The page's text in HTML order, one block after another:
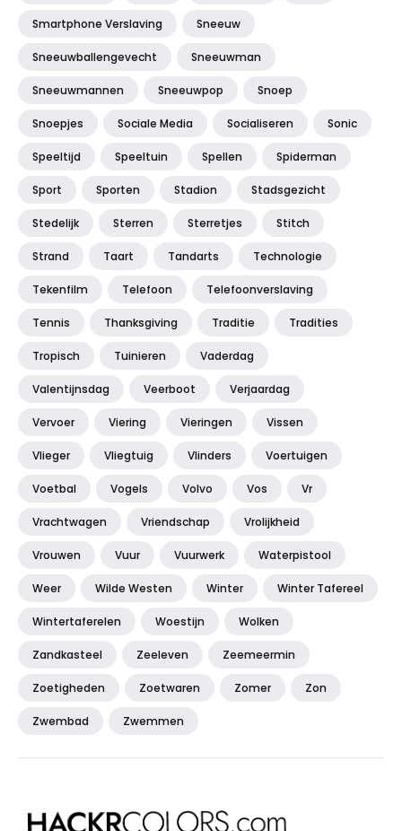
Smartphone Verslaving Sneeuw
Sneeuwballengevecht Sneeuwman
Sneeuwmannen Sneeuwpop Snoep
Snoepjes Sociale Media Socialiseren Sonic
Speeltijd Speeltuin Spellen Spiderman
Sport Sporten Stadion Stadsgezicht
Stedelijk Sterren Sterretjes Stitch
Strand Taart Tandarts Technologie
Tekenfilm Telefoon Telefoonverslaving
Tennis Thanksgiving Traditie Tradities
Tropisch Tuinieren Vaderdag
Valentijnsdag Veerboot Verjaardag
Vervoer Viering Vieringen Vissen
Vlieger Vliegtuig Vlinders Voertuigen
Voetbal Vogels Volvo Vos Vr
Vrachtwagen Vriendschap Vrolijkheid
Vrouwen Vuur Vuurwerk Waterpistool
Weer Wilde Westen Winter Winter Tafereel
Wintertaferelen Woestijn Wolken
Zandkasteel Zeeleven Zeemeermin
Zoetigheden Zoetwaren Zomer Zon
Zwembad Zwemmen